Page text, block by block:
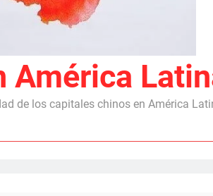
América
de los capitales chinos en América